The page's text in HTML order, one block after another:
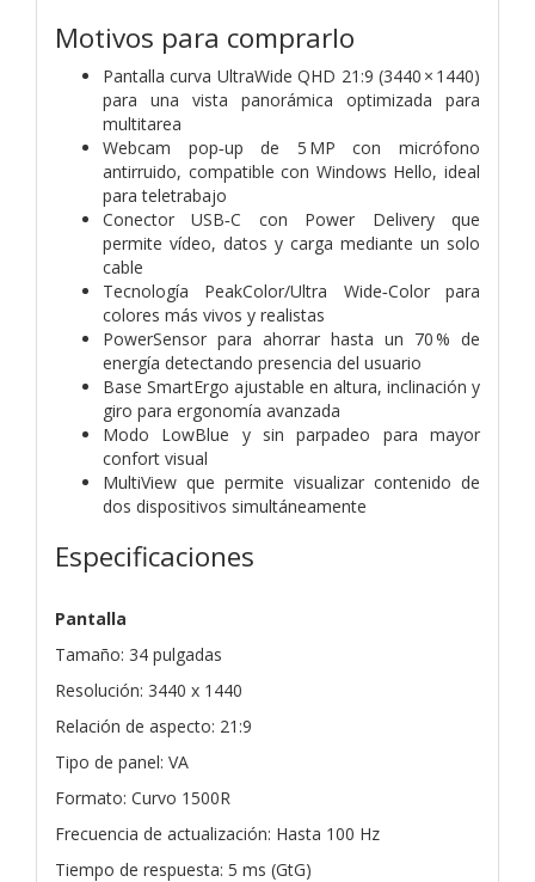
Motivos para comprarlo
Pantalla curva UltraWide QHD 21:9 (3440 × 1440)
para una vista panorámica optimizada para
multitarea
Webcam pop‑up de 5 MP con micrófono
antirruido, compatible con Windows Hello, ideal
para teletrabajo
Conector USB‑C con Power Delivery que
permite vídeo, datos y carga mediante un solo
cable
Tecnología PeakColor/Ultra Wide‑Color para
colores más vivos y realistas
PowerSensor para ahorrar hasta un 70 % de
energía detectando presencia del usuario
Base SmartErgo ajustable en altura, inclinación y
giro para ergonomía avanzada
Modo LowBlue y sin parpadeo para mayor
confort visual
MultiView que permite visualizar contenido de
dos dispositivos simultáneamente
Especificaciones
Pantalla
Tamaño: 34 pulgadas
Resolución: 3440 x 1440
Relación de aspecto: 21:9
Tipo de panel: VA
Formato: Curvo 1500R
Frecuencia de actualización: Hasta 100 Hz
Tiempo de respuesta: 5 ms (GtG)